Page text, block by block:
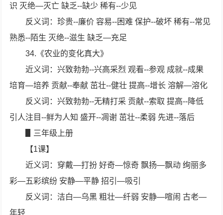
识 灭绝—灭亡 缺乏--缺少 稀有--少见
反义词：珍贵--廉价 容易--困难 保护--破坏 稀有--常见
熟悉--陌生 灭绝--滋生 缺乏—充足
34.《农业的变化真大》
近义词：兴致勃勃--兴高采烈 观看--参观 成就--成果
培育—培养 贡献--奉献 茁壮--健壮 提高--增长 溶解—溶化
反义词：兴致勃勃--无精打采 贡献--索取 提高--降低
引人注目--鲜为人知 盛开--凋谢 茁壮--柔弱 先进--落后
▋三年级上册
【1课】
近义词：穿戴—打扮 好奇—惊奇 飘扬—飘动 绚丽多
彩—五彩缤纷 安静—平静 招引—吸引
反义词：洁白—乌黑 粗壮—纤弱 安静—喧闹 古老—
年轻